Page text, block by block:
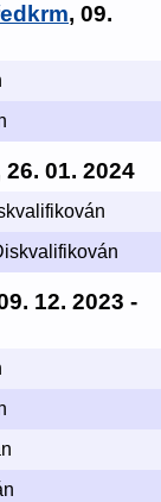
, 09.
26. 01. 2024
12. 2023 -